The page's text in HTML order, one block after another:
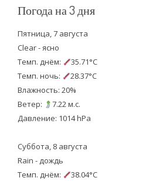
Погода на 3 дня
Пятница, 7 августа
Clear - ясно
Темп. днём:
35.71°C
Темп. ночь:
28.37°C
Влажность: 20%
Ветер:
7.22 м.с.
Давление: 1014 hPa
Суббота, 8 августа
Rain - дождь
Темп. днём:
38.04°C